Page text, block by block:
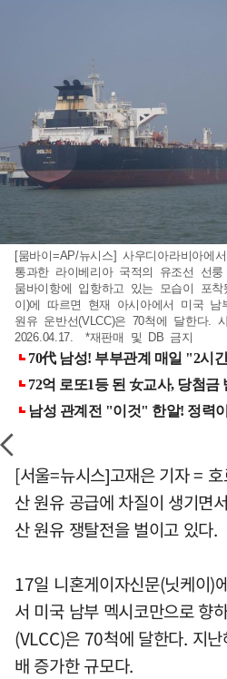
[뭄바이=AP/뉴시스] 사우디아라비아에
통과한 라이베리아 국적의 유조선 선
뭄바이항에 입항하고 있는 모습이 포착
이)에 따르면 현재 아시아에서 미국 남
원유 운반선(VLCC)은 70척에 달한다.
2026.04.17. *재판매 및 DB 금지
[서울=뉴시스]고재은 기자 =
산 원유 공급에 차질이 생기면
산 원유 쟁탈전을 벌이고 있다.
17일 니혼게이자신문(닛케이)
서 미국 남부 멕시코만으로 향
(VLCC)은 70척에 달한다. 지
배 증가한 규모다.